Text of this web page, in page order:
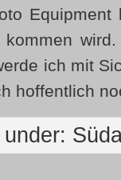
kommen
ich mit
hoffentlich